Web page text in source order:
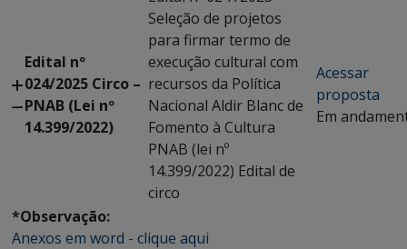
Edital nº
024/2025 Circo –
PNAB (Lei nº
14.399/2022)
Seleção de projetos
para firmar termo de
execução cultural com
recursos da Política
Nacional Aldir Blanc de
Fomento à Cultura
PNAB (lei nº
14.399/2022) Edital de
circo
Acessar
proposta
Em
*Observação:
Anexos em word - clique aqui